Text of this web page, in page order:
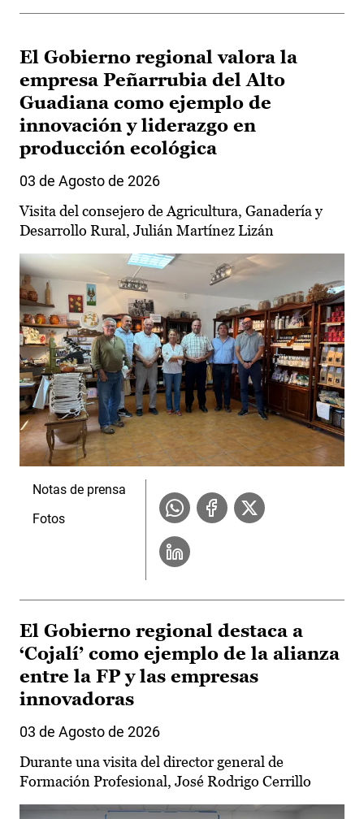
El Gobierno regional valora la
empresa Peñarrubia del Alto
Guadiana como ejemplo de
innovación y liderazgo en
producción ecológica
03 de Agosto de 2026
Visita del consejero de Agricultura, Ganadería y
Desarrollo Rural, Julián Martínez Lizán
Notas de prensa
Fotos
El Gobierno regional destaca a
‘Cojalí’ como ejemplo de la alianza
entre la FP y las empresas
innovadoras
03 de Agosto de 2026
Durante una visita del director general de
Formación Profesional, José Rodrigo Cerrillo